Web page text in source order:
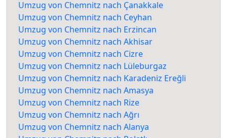
Umzug von Chemnitz nach Çanakkale
Umzug von Chemnitz nach Ceyhan
Umzug von Chemnitz nach Erzincan
Umzug von Chemnitz nach Akhisar
Umzug von Chemnitz nach Cizre
Umzug von Chemnitz nach Lüleburgaz
Umzug von Chemnitz nach Karadeniz Ereğli
Umzug von Chemnitz nach Amasya
Umzug von Chemnitz nach Rize
Umzug von Chemnitz nach Ağrı
Umzug von Chemnitz nach Alanya